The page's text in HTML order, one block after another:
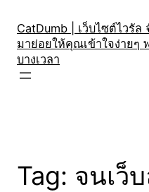
content
CatDumb | เว็บไซต์ไวรั
มาย่อยให้คุณเข้าใจง่ายๆ
บางเวลา
Tag: จนเว็